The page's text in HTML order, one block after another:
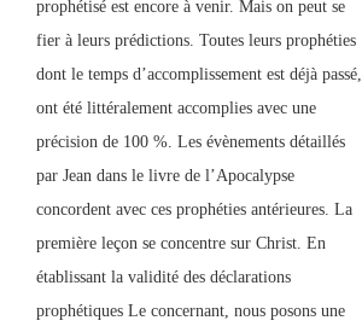
prophétisé est encore à venir. Mais on peut se
fier à leurs prédictions. Toutes leurs prophéties
dont le temps d’accomplissement est déjà passé,
ont été littéralement accomplies avec une
précision de 100 %. Les évènements détaillés
par Jean dans le livre de l’Apocalypse
concordent avec ces prophéties antérieures. La
première leçon se concentre sur Christ. En
établissant la validité des déclarations
prophétiques Le concernant, nous posons une